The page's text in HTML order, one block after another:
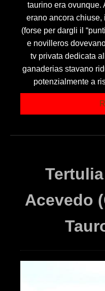
taurino era ovunque.
erano ancora chiuse,
(forse per dargli il
e novilleros
tv privata dedicata
ganaderias stavano
potenzialmente a
Acevedo